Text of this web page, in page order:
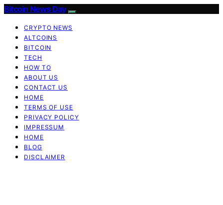
Bitcoin News Day
CRYPTO NEWS
ALTCOINS
BITCOIN
TECH
HOW TO
ABOUT US
CONTACT US
HOME
TERMS OF USE
PRIVACY POLICY
IMPRESSUM
HOME
BLOG
DISCLAIMER